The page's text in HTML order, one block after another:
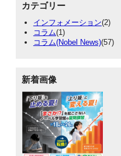
カテゴリー
インフォメーション(2)
コラム(1)
コラム(Nobel News)(57)
新着画像